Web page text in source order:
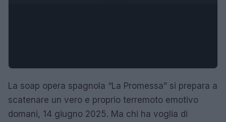
La soap opera spagnola “La Promessa” si prepara a
scatenare un vero e proprio terremoto emotivo
domani, 14 giugno 2025. Ma chi ha voglia di